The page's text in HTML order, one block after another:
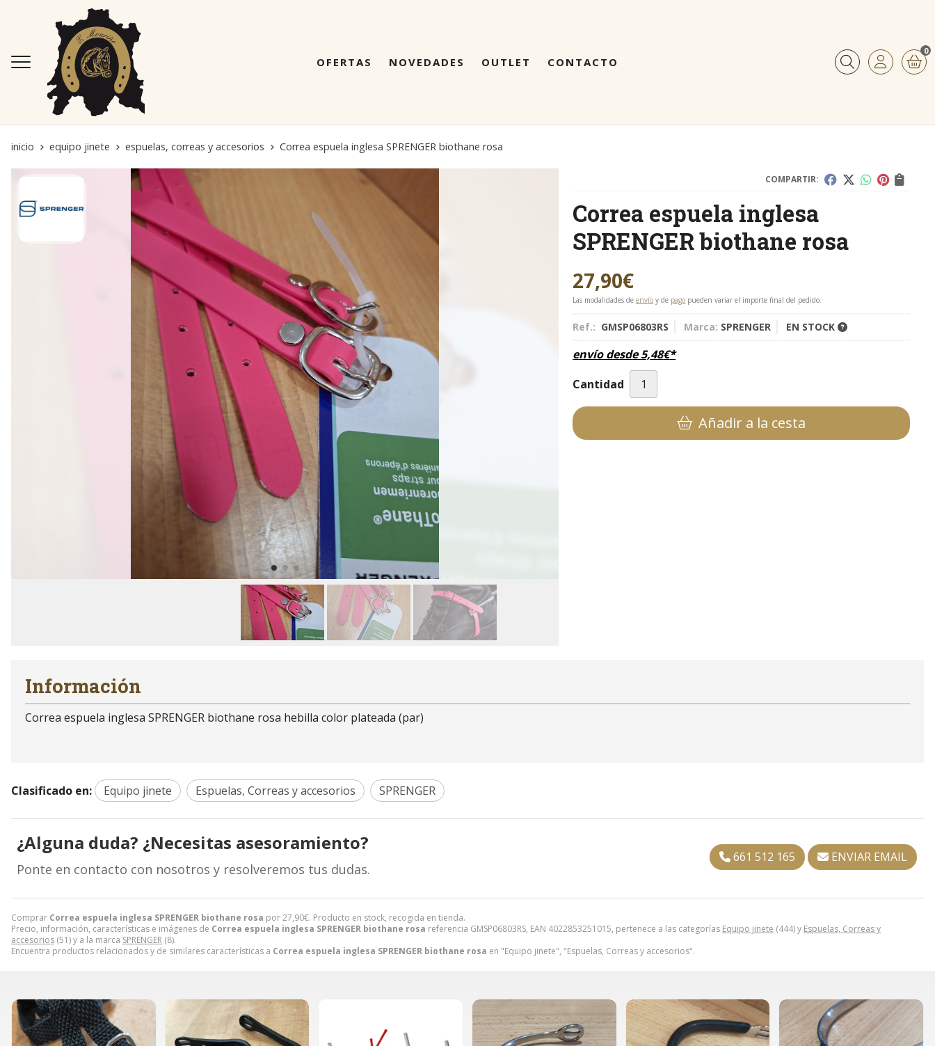
OFERTAS NOVEDADES OUTLET CONTACTO Buscar
0
inicio equipo jinete espuelas, correas y accesorios Correa espuela inglesa SPRENGER biothane rosa
COMPARTIR:
Correa espuela inglesa
SPRENGER biothane rosa
27,90€
Las modalidades deenvío y de pago pueden variar el importe final del pedido.
Ref.: GMSP06803RS Marca: SPRENGER EN STOCK
envío desde5,48€*
Cantidad
Añadir a la cesta
Comprar Correa espuela inglesa SPRENGER biothane rosa por27,90€. Producto en stock, recogida en tienda.
Precio, información, características e imágenes de Correa espuela inglesa SPRENGER biothane rosa referencia GMSP06803RS, EAN 4022853251015, pertenece a las categorías Equipo jinete (444) y Espuelas, Correas y
accesorios (51) y a la marca SPRENGER (8).
Encuentra productos relacionados y de similares características a Correa espuela inglesa SPRENGER biothane rosa en "Equipo jinete", "Espuelas, Correas y accesorios".
Información
Correa espuela inglesa SPRENGER biothane rosa hebilla color plateada (par)
Clasificado en: Equipo jinete Espuelas, Correas y accesorios SPRENGER
¿Alguna duda? ¿Necesitas asesoramiento?
Ponte en contacto con nosotros y resolveremos tus dudas.
661 512 165 ENVIAR EMAIL